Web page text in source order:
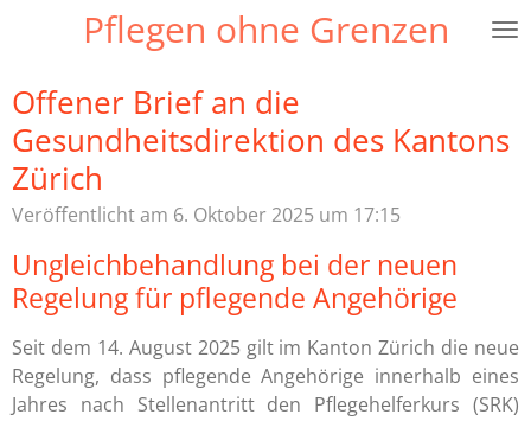
Pflegen ohne Grenzen
Offener Brief an die
Gesundheitsdirektion des Kantons
Zürich
Veröffentlicht am 6. Oktober 2025 um 17:15
Ungleichbehandlung bei der neuen
Regelung für pflegende Angehörige
Seit dem 14. August 2025 gilt im Kanton Zürich die neue
Regelung, dass pflegende Angehörige innerhalb eines
Jahres nach Stellenantritt den Pflegehelferkurs (SRK)